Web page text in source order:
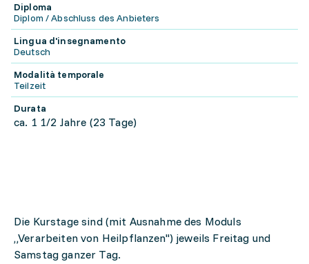
Diploma
Diplom / Abschluss des Anbieters
Lingua d'insegnamento
Deutsch
Modalità temporale
Teilzeit
Durata
ca. 1 1/2 Jahre (23 Tage)
Die Kurstage sind (mit Ausnahme des Moduls
„Verarbeiten von Heilpflanzen") jeweils Freitag und
Samstag ganzer Tag.